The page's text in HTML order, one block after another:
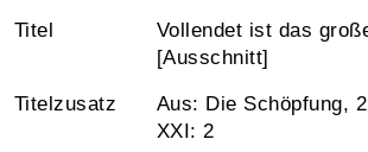
Titel
Vollendet ist das
[Ausschnitt]
Titelzusatz
Aus: Die Schöpfung,
XXI: 2